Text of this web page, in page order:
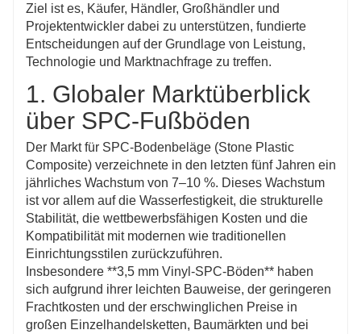
Ziel ist es, Käufer, Händler, Großhändler und
Projektentwickler dabei zu unterstützen, fundierte
Entscheidungen auf der Grundlage von Leistung,
Technologie und Marktnachfrage zu treffen.
1. Globaler Marktüberblick
über SPC-Fußböden
Der Markt für SPC-Bodenbeläge (Stone Plastic
Composite) verzeichnete in den letzten fünf Jahren ein
jährliches Wachstum von 7–10 %. Dieses Wachstum
ist vor allem auf die Wasserfestigkeit, die strukturelle
Stabilität, die wettbewerbsfähigen Kosten und die
Kompatibilität mit modernen wie traditionellen
Einrichtungsstilen zurückzuführen.
Insbesondere **3,5 mm Vinyl-SPC-Böden** haben
sich aufgrund ihrer leichten Bauweise, der geringeren
Frachtkosten und der erschwinglichen Preise in
großen Einzelhandelsketten, Baumärkten und bei